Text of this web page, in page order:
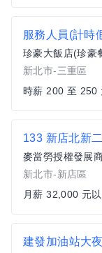
服務人員(計時
珍豪大飯店(珍豪
新北市-三重區
時薪 200 至 250
133 新店北新
麥當勞授權發展
新北市-新店區
月薪 32,000 元
建發加油站大